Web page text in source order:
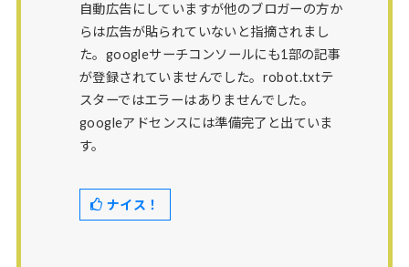
自動広告にしていますが他のブロガーの方か
らは広告が貼られていないと指摘されまし
た。googleサーチコンソールにも1部の記事
が登録されていませんでした。robot.txtテ
スターではエラーはありませんでした。
googleアドセンスには準備完了と出ていま
す。
ナイス！